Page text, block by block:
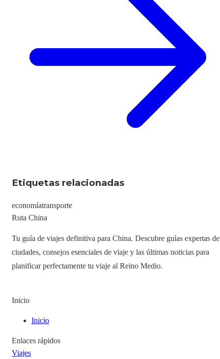
Etiquetas relacionadas
economíatransporte
Ruta China
Tu guía de viajes definitiva para China. Descubre guías expertas de
ciudades, consejos esenciales de viaje y las últimas noticias para
planificar perfectamente tu viaje al Reino Medio.
Inicio
Inicio
Enlaces rápidos
Viajes